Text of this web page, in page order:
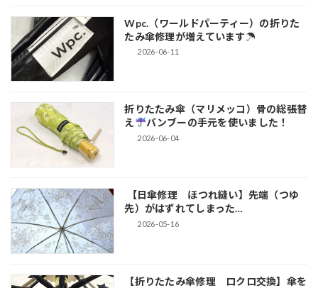
Wpc.（ワールドパーティー）の折りた
たみ傘修理が増えています☂
2026-06-11
折りたたみ傘（マリメッコ）骨の総張替
え
バンブーの手元を使いました！
2026-06-04
【日傘修理 ほつれ縫い】先端（つゆ
先）がはずれてしまった…
2026-05-16
【折りたたみ傘修理 ロクロ交換】傘を